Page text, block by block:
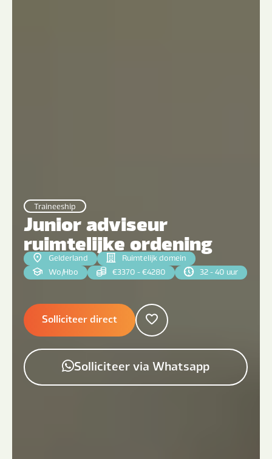
Traineeship
Junior adviseur
ruimtelijke ordening
Gelderland
Ruimtelijk domein
Wo|Hbo €3370 - €4280 32 - 40 uur
Solliciteer direct
Solliciteer via Whatsapp